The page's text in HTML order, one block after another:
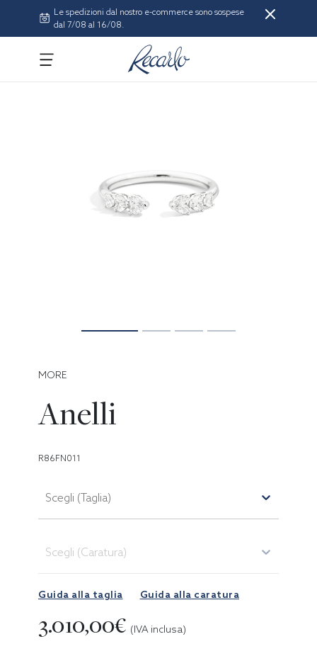
Le spedizioni dal nostro e-commerce sono sospese
dal 7/08 al 16/08.
MORE
Anelli
R86FN011
Scegli (Taglia)
Scegli (Caratura)
Guida alla taglia Guida alla caratura
3.010,00€ (IVA inclusa)